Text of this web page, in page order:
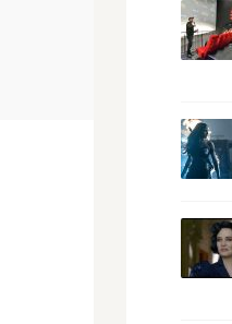
Alice Năstase Buciuta
Paulo Ferreira: O